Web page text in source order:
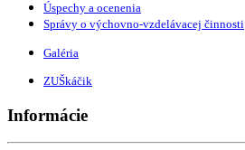
Úspechy a ocenenia
Správy o výchovno-vzdelávacej činnosti
Galéria
ZUŠkáčik
Informácie